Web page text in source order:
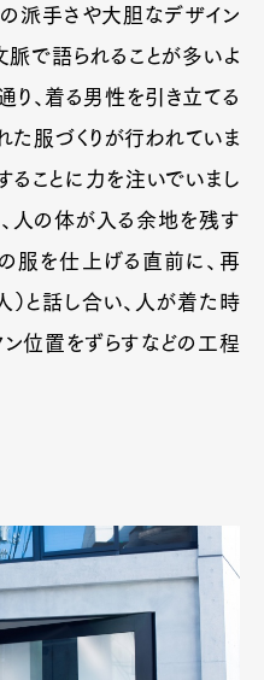
派手さや大胆なデザイン
脈で語られることが多いよ
り、着る男性を引き立てる
た服づくりが行われていま
ることに力を注いでいまし
人の体が入る余地を残す
服を仕上げる直前に、再
）と話し合い、人が着た時
ン位置をずらすなどの工程